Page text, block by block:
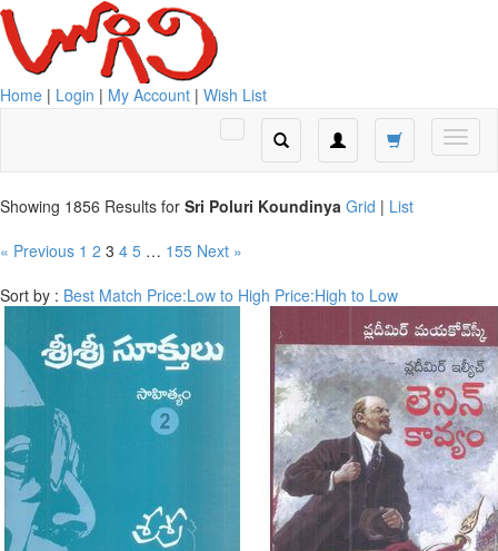
Home | Login | My Account | Wish List
Showing 1856 Results for Sri Poluri Koundinya Grid | List
« Previous 1 2 3 4 5 … 155 Next »
Sort by : Best Match Price:Low to High Price:High to Low